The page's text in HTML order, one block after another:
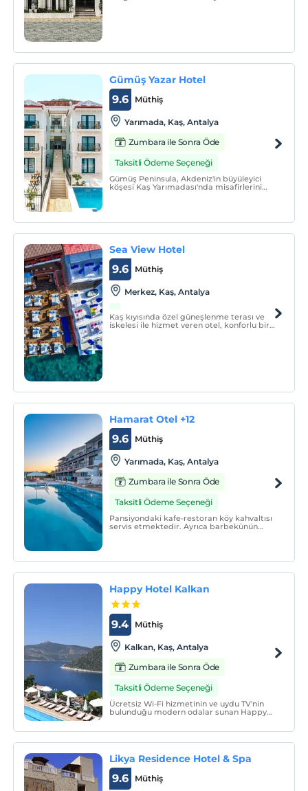
Gümüş Yazar Hotel
Müthiş
9.6
Yarımada, Kaş, Antalya
Zumbara ile Sonra Öde
Taksitli Ödeme Seçeneği
Gümüş Peninsula, Akdeniz'in büyüleyici
köşesi Kaş Yarımadası'nda misafirlerini
nefes kesen manzaraları ile unutulmaz bir
Sea View Hotel
Müthiş
9.6
Merkez, Kaş, Antalya
Kaş kıyısında özel güneşlenme terası ve
iskelesi ile hizmet veren otel, konforlu bir
Hamarat Otel +12
Müthiş
9.6
Yarımada, Kaş, Antalya
Zumbara ile Sonra Öde
Taksitli Ödeme Seçeneği
Pansiyondaki kafe-restoran köy kahvaltısı
servis etmektedir. Ayrıca barbekünün
dakikalık yürüme mesafesindedir.
Happy Hotel Kalkan
Müthiş
9.4
Kalkan, Kaş, Antalya
Zumbara ile Sonra Öde
Taksitli Ödeme Seçeneği
Ücretsiz Wi-Fi hizmetinin ve uydu TV'nin
bulunduğu modern odalar sunan Happy
Likya Residence Hotel & Spa
Müthiş
9.6